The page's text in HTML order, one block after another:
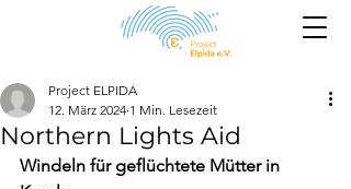
Northern Lights Aid
Project ELPIDA
12. März 2024 1 Min. Lesezeit
Windeln für geflüchtete Mütter in